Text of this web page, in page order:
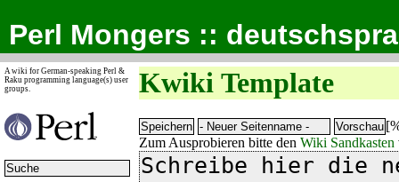
Perl Mongers ::
A wiki for German-speaking Perl &
Raku programming language(s) user
groups.
Kwiki Template
Zum Ausprobieren bitte den Wiki Sandkasten